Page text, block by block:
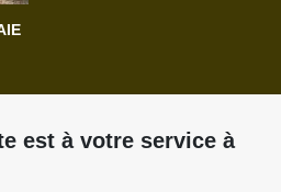
est à votre service à